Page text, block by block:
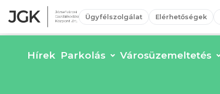
Ügyfélszolgálat Elérhetőségek
Hírek Parkolás Városüzemeltetés